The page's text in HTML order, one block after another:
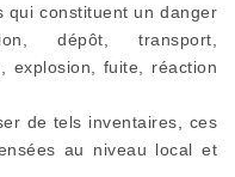
qui constituent un danger
dépôt, transport,
explosion, fuite, réaction
de tels inventaires, ces
au niveau local et